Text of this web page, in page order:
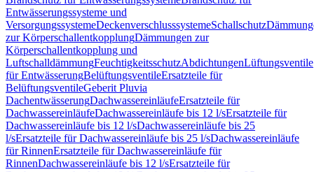
Entwässerungssysteme und
VersorgungssystemeDeckenverschlusssystemeSchallschutz
zur KörperschallentkopplungDämmungen zur
Körperschallentkopplung und
LuftschalldämmungFeuchtigkeitsschutzAbdichtungenLüftungsventile
für EntwässerungBelüftungsventileErsatzteile für
BelüftungsventileGeberit Pluvia
DachentwässerungDachwassereinläufeErsatzteile für
DachwassereinläufeDachwassereinläufe bis 12 l/sErsatzteile für
Dachwassereinläufe bis 12 l/sDachwassereinläufe bis 25
l/sErsatzteile für Dachwassereinläufe bis 25 l/sDachwassereinläufe
für RinnenErsatzteile für Dachwassereinläufe für
RinnenDachwassereinläufe bis 12 l/sErsatzteile für